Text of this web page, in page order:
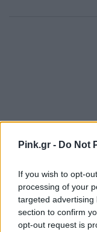
Pink.gr - Do Not
If you wish to opt-
processing of your
targeted
section to confirm
opt-out request is